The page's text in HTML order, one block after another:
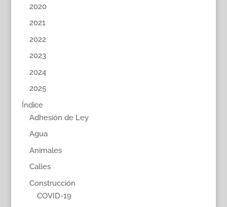
2020
2021
2022
2023
2024
2025
Índice
Adhesión de Ley
Agua
Animales
Calles
Construcción
COVID-19